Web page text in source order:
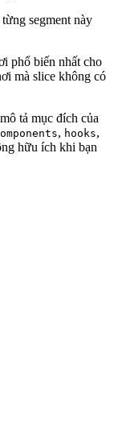
segment này
phổ biến nhất cho
mà slice không có
tả mục đích của
, hooks,
hữu ích khi bạn